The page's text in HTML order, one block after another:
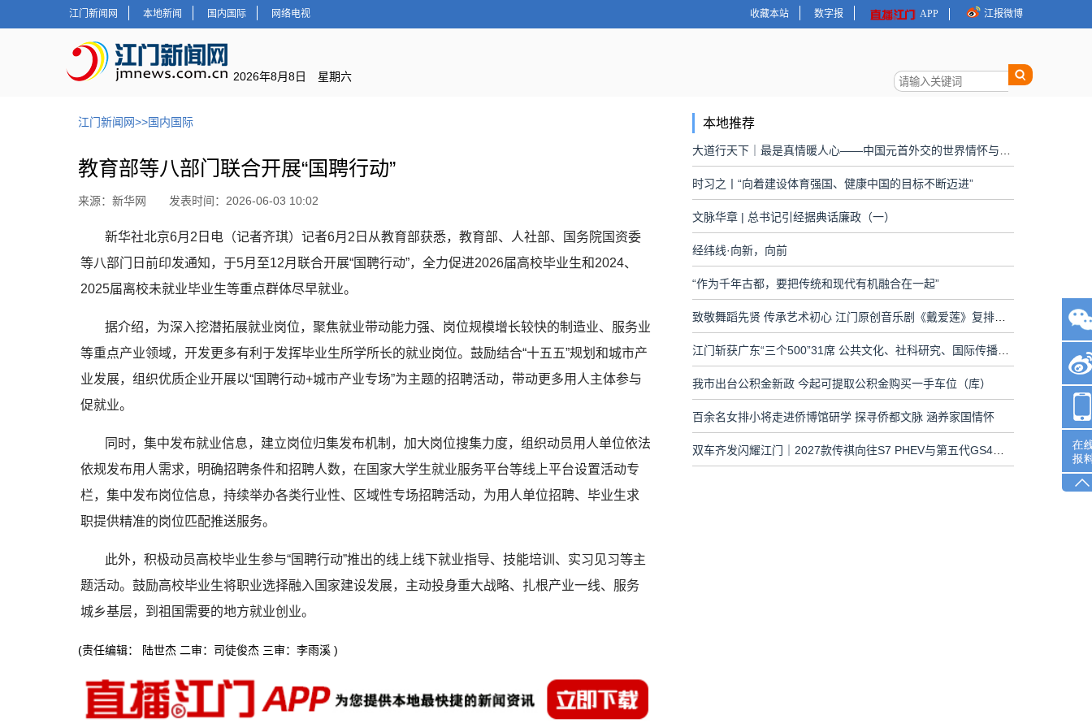
江门新闻网 本地新闻 国内国际 网络电视 收藏本站 数字报 APP 江报微博
2026年8月8日 星期六
江门新闻网>>国内国际
教育部等八部门联合开展“国聘行动”
来源：新华网 发表时间：2026-06-03 10:02
新华社北京6月2日电（记者齐琪）记者6月2日从教育部获悉，教育部、人社部、国务院国资委
等八部门日前印发通知，于5月至12月联合开展“国聘行动”，全力促进2026届高校毕业生和2024、
2025届离校未就业毕业生等重点群体尽早就业。
据介绍，为深入挖潜拓展就业岗位，聚焦就业带动能力强、岗位规模增长较快的制造业、服务业
等重点产业领域，开发更多有利于发挥毕业生所学所长的就业岗位。鼓励结合“十五五”规划和城市产
业发展，组织优质企业开展以“国聘行动+城市产业专场”为主题的招聘活动，带动更多用人主体参与
促就业。
同时，集中发布就业信息，建立岗位归集发布机制，加大岗位搜集力度，组织动员用人单位依法
依规发布用人需求，明确招聘条件和招聘人数，在国家大学生就业服务平台等线上平台设置活动专
栏，集中发布岗位信息，持续举办各类行业性、区域性专场招聘活动，为用人单位招聘、毕业生求
职提供精准的岗位匹配推送服务。
此外，积极动员高校毕业生参与“国聘行动”推出的线上线下就业指导、技能培训、实习见习等主
题活动。鼓励高校毕业生将职业选择融入国家建设发展，主动投身重大战略、扎根产业一线、服务
城乡基层，到祖国需要的地方就业创业。
(责任编辑： 陆世杰 二审：司徒俊杰 三审：李雨溪 )
本地推荐
时习之丨“向着建设体育强国、健康中国的目标不断迈进”
文脉华章 | 总书记引经据典话廉政（一）
经纬线·向新，向前
“作为千年古都，要把传统和现代有机融合在一起”
我市出台公积金新政 今起可提取公积金购买一手车位（库）
百余名女排小将走进侨博馆研学 探寻侨都文脉 涵养家国情怀